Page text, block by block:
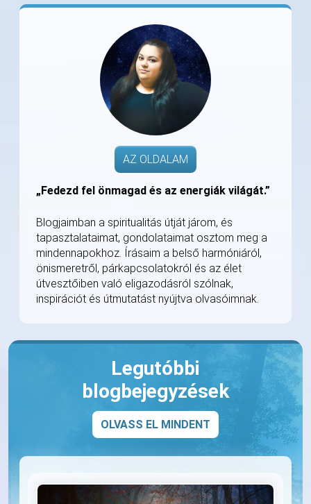
AZ OLDALAM
„Fedezd fel önmagad és az energiák világát.”
Blogjaimban a spiritualitás útját járom, és
tapasztalataimat, gondolataimat osztom meg a
mindennapokhoz. Írásaim a belső harmóniáról,
önismeretről, párkapcsolatokról és az élet
útvesztőiben való eligazodásról szólnak,
inspirációt és útmutatást nyújtva olvasóimnak.
Legutóbbi
blogbejegyzések
OLVASS EL MINDENT